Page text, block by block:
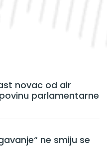
novac od air
parlamentarne
ne smiju se